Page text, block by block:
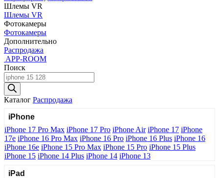
Шлемы VR
Шлемы VR
Фотокамеры
Фотокамеры
Дополнительно
Распродажа
APP-ROOM
Поиск
Поиск
товаров
Каталог Распродажа
iPhone
iPhone 17 Pro Max iPhone 17 Pro iPhone Air iPhone 17 iPhone
17e iPhone 16 Pro Max iPhone 16 Pro iPhone 16 Plus iPhone 16
iPhone 16e iPhone 15 Pro Max iPhone 15 Pro iPhone 15 Plus
iPhone 15 iPhone 14 Plus iPhone 14 iPhone 13
iPad